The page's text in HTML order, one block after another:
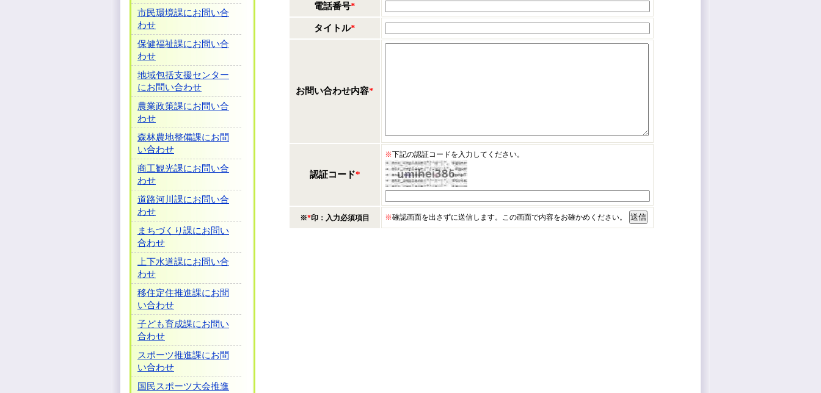
市民環境課にお問い合
わせ
保健福祉課にお問い合
わせ
地域包括支援センター
にお問い合わせ
農業政策課にお問い合
わせ
森林農地整備課にお問
い合わせ
商工観光課にお問い合
わせ
道路河川課にお問い合
わせ
まちづくり課にお問い
合わせ
上下水道課にお問い合
わせ
移住定住推進課にお問
い合わせ
子ども育成課にお問い
合わせ
スポーツ推進課にお問
い合わせ
国民スポーツ大会推進
電話番号*
タイトル*
お問い合わせ内容*
認証コード*
※下記の認証コードを入力してください。
※*印：入力必須項目 ※確認画面を出さずに送信します。この画面で内容をお確かめください。